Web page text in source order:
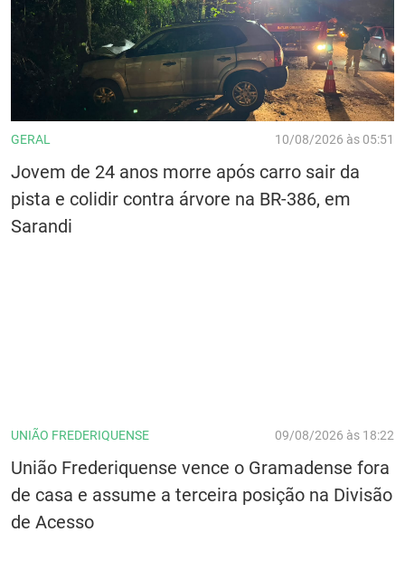
GERAL 10/08/2026 às 05:51
Jovem de 24 anos morre após carro sair da
pista e colidir contra árvore na BR-386, em
Sarandi
UNIÃO FREDERIQUENSE 09/08/2026 às 18:22
União Frederiquense vence o Gramadense fora
de casa e assume a terceira posição na Divisão
de Acesso